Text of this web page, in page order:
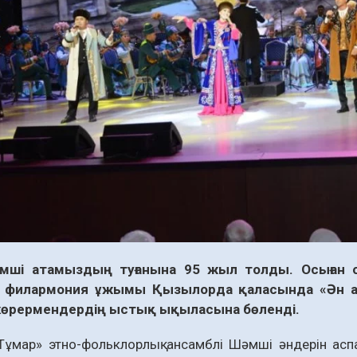
атамыздың туғанына 95 жыл толды. Осыған
филармония ұжымы Қызылорда қаласында «Ән
ыстық ықыласына бөленді.
этно-фольклорлық ансамблі Шәмші әндерін